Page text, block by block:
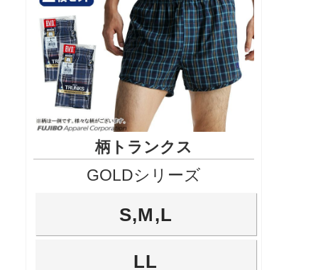
柄トランクス
GOLDシリーズ
S,M,L
LL